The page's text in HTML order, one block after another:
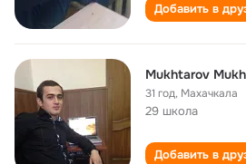
Добавить в
Mukhtarov
31 год, Махачкала
29 школа
Добавить в